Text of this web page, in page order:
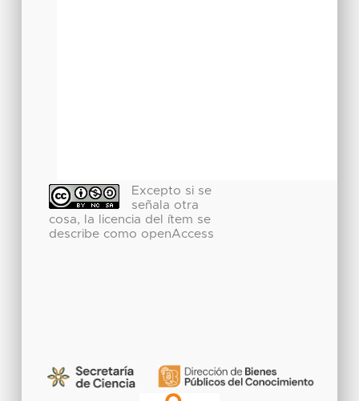
Excepto si se
señala otra
cosa, la licencia del ítem se
describe como openAccess